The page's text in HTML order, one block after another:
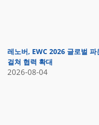
레노버, EWC 2026 글로벌
걸쳐 협력 확대
2026-08-04